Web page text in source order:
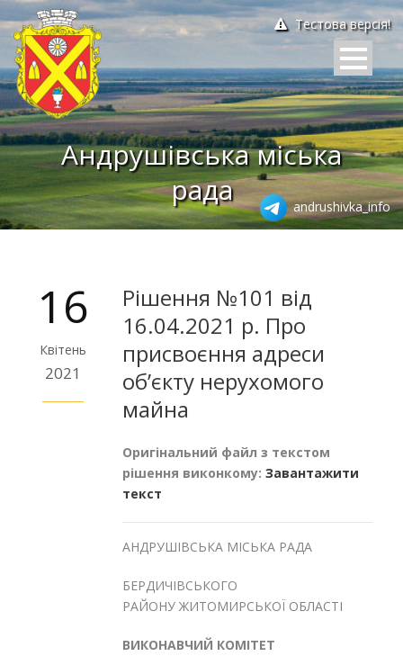
Тестова версія!
Андрушівська міська
рада
andrushivka_info
16
Квітень
2021
Рішення №101 від
16.04.2021 р. Про
присвоєння адреси
об’єкту нерухомого
майна
Оригінальний файл з текстом
рішення виконкому: Завантажити
текст
АНДРУШІВСЬКА МІСЬКА РАДА
БЕРДИЧІВСЬКОГО
РАЙОНУ ЖИТОМИРСЬКОЇ ОБЛАСТІ
ВИКОНАВЧИЙ КОМІТЕТ